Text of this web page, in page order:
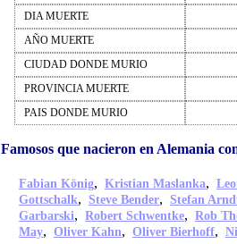
DIA MUERTE
AÑO MUERTE
CIUDAD DONDE MURIO
PROVINCIA MUERTE
PAIS DONDE MURIO
Famosos que nacieron en Alemania
Fabian König, Kristian Maslanka,
Gottschalk, Steve Bender, Stefan
Garbarski, Robert Schwentke, Rob
May, Oliver Kahn, Oliver Bierhoff,